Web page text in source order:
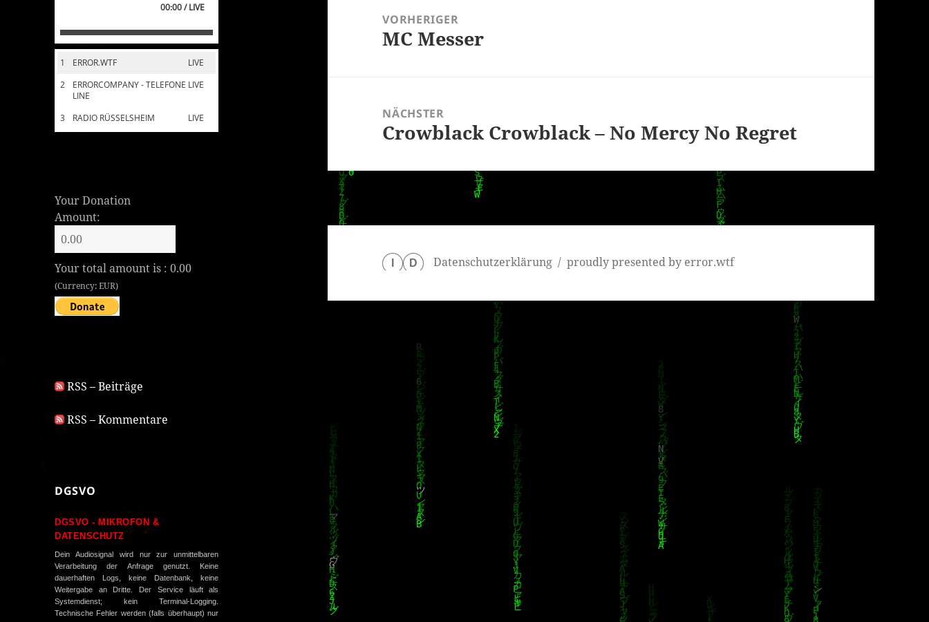
00:00 / LIVE
1 LIVE
ERROR.WTF
2
LIVE
ERRORCOMPANY - TELEFONE
LINE
3
LIVE
RADIO RÜSSELSHEIM
Your Donation
Amount:
Your total amount is :0.00
(Currency: EUR)
RSS – Beiträge
RSS – Kommentare
DGSVO
DGSVO - MIKROFON &
DATENSCHUTZ
Dein Audiosignal wird nur zur unmittelbaren
Verarbeitung der Anfrage genutzt. Keine
dauerhaften Logs, keine Datenbank, keine
Weitergabe an Dritte. Der Service läuft als
Systemdienst; kein Terminal-Logging.
Technische Fehler werden (falls überhaupt) nur
VORHERIGER
Vorheriger
MC Messer
NÄCHSTER
Nächster
Crowblack Crowblack – No Mercy No Regret
D Datenschutzerklärung proudly presented by error.wtf